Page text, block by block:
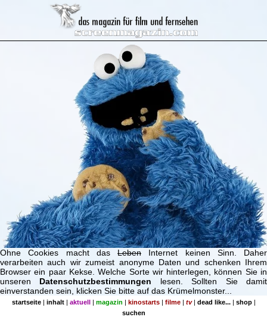
startseite| inhalt| aktuell| magazin | kinostarts| filme| tv| dead like...| shop|
suchen
Ohne Cookies macht das Leben Internet keinen Sinn. Daher
verarbeiten auch wir zumeist anonyme Daten und schenken Ihrem
Browser ein paar Kekse. Welche Sorte wir hinterlegen, können Sie in
unseren Datenschutzbestimmungen lesen. Sollten Sie damit
einverstanden sein, klicken Sie bitte auf das Krümelmonster...